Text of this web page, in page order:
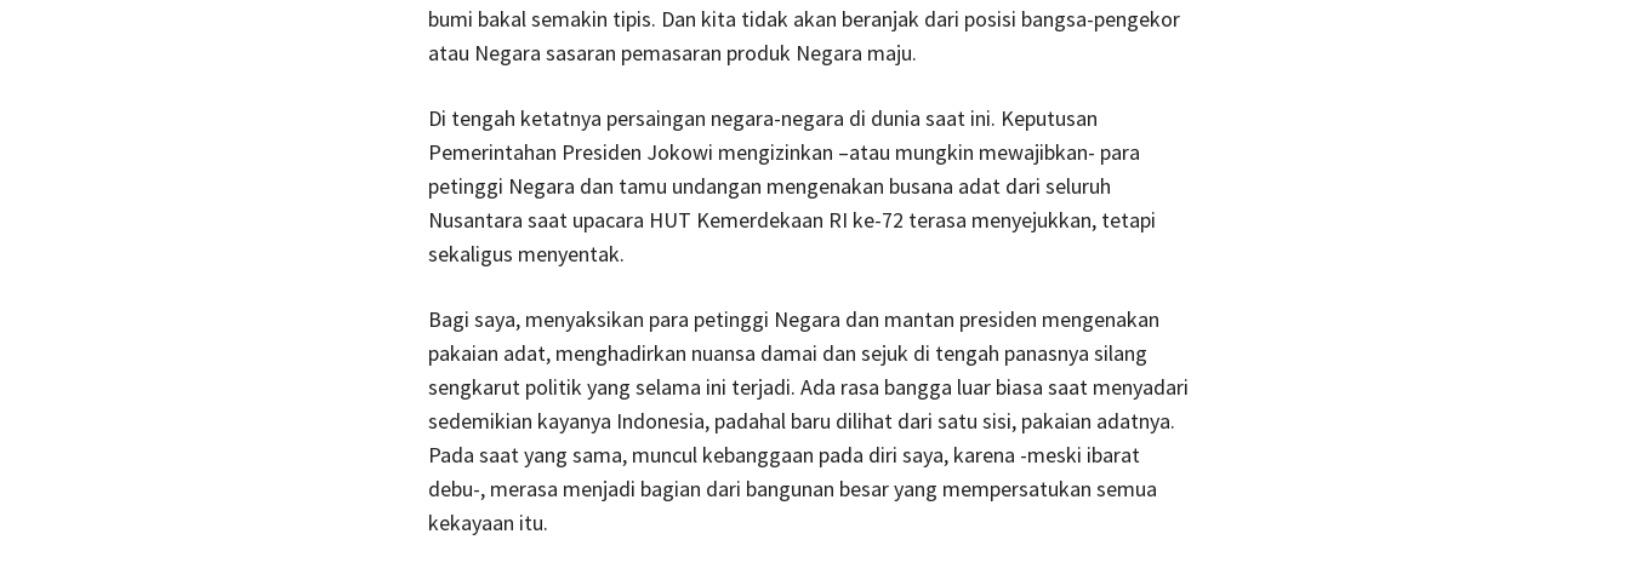
bumi bakal semakin tipis. Dan kita tidak akan beranjak dari posisi bangsa-pengekor
atau Negara sasaran pemasaran produk Negara maju.
Di tengah ketatnya persaingan negara-negara di dunia saat ini. Keputusan
Pemerintahan Presiden Jokowi mengizinkan –atau mungkin mewajibkan- para
petinggi Negara dan tamu undangan mengenakan busana adat dari seluruh
Nusantara saat upacara HUT Kemerdekaan RI ke-72 terasa menyejukkan, tetapi
sekaligus menyentak.
Bagi saya, menyaksikan para petinggi Negara dan mantan presiden mengenakan
pakaian adat, menghadirkan nuansa damai dan sejuk di tengah panasnya silang
sengkarut politik yang selama ini terjadi. Ada rasa bangga luar biasa saat menyadari
sedemikian kayanya Indonesia, padahal baru dilihat dari satu sisi, pakaian adatnya.
Pada saat yang sama, muncul kebanggaan pada diri saya, karena -meski ibarat
debu-, merasa menjadi bagian dari bangunan besar yang mempersatukan semua
kekayaan itu.